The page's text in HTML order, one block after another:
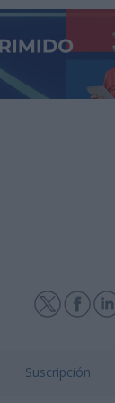
Suscripción